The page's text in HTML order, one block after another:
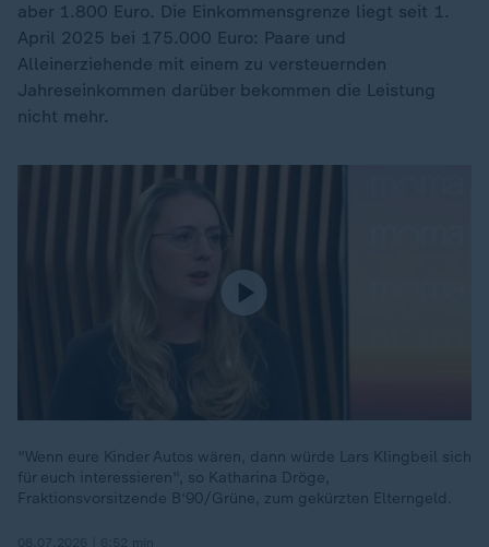
aber 1.800 Euro. Die Einkommensgrenze liegt seit 1.
April 2025 bei 175.000 Euro: Paare und
Alleinerziehende mit einem zu versteuernden
Jahreseinkommen darüber bekommen die Leistung
nicht mehr.
"Wenn eure Kinder Autos wären, dann würde Lars Klingbeil sich
für euch interessieren", so Katharina Dröge,
Fraktionsvorsitzende B‘90/Grüne, zum gekürzten Elterngeld.